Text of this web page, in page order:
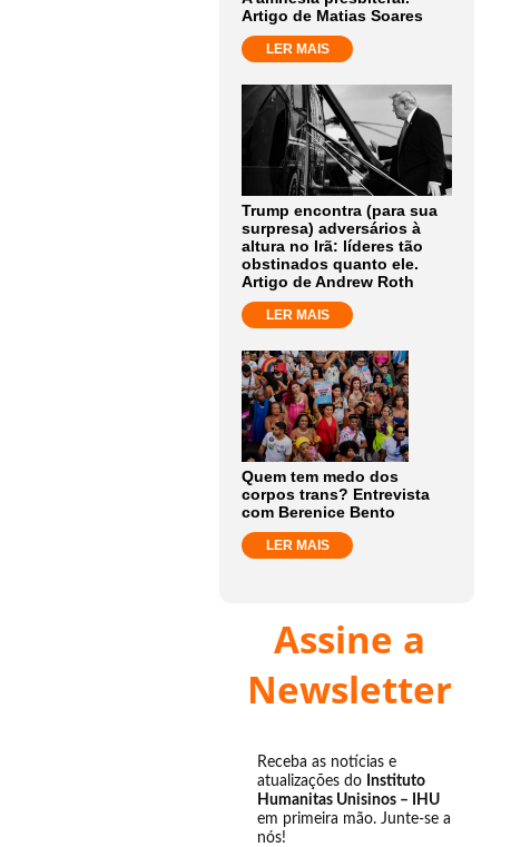
Artigo de Matias Soares
LER MAIS
Trump encontra (para sua
surpresa) adversários à
altura no Irã: líderes tão
obstinados quanto ele.
Artigo de Andrew Roth
LER MAIS
Quem tem medo dos
corpos trans? Entrevista
com Berenice Bento
LER MAIS
Assine a
Newsletter
Receba as notícias e
atualizações do Instituto
Humanitas Unisinos – IHU
em primeira mão. Junte-se a
nós!